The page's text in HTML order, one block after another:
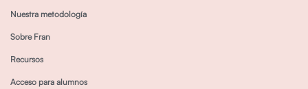
Nuestra metodología
Sobre Fran
Recursos
Acceso para alumnos